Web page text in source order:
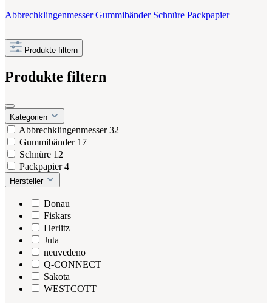
Abbrechklingenmesser Gummibänder Schnüre Packpapier
Produkte filtern
Produkte filtern
Kategorien
Abbrechklingenmesser32
Gummibänder 17
Schnüre 12
Packpapier4
Hersteller
Donau
Fiskars
Herlitz
Juta
neuvedeno
Q-CONNECT
Sakota
WESTCOTT